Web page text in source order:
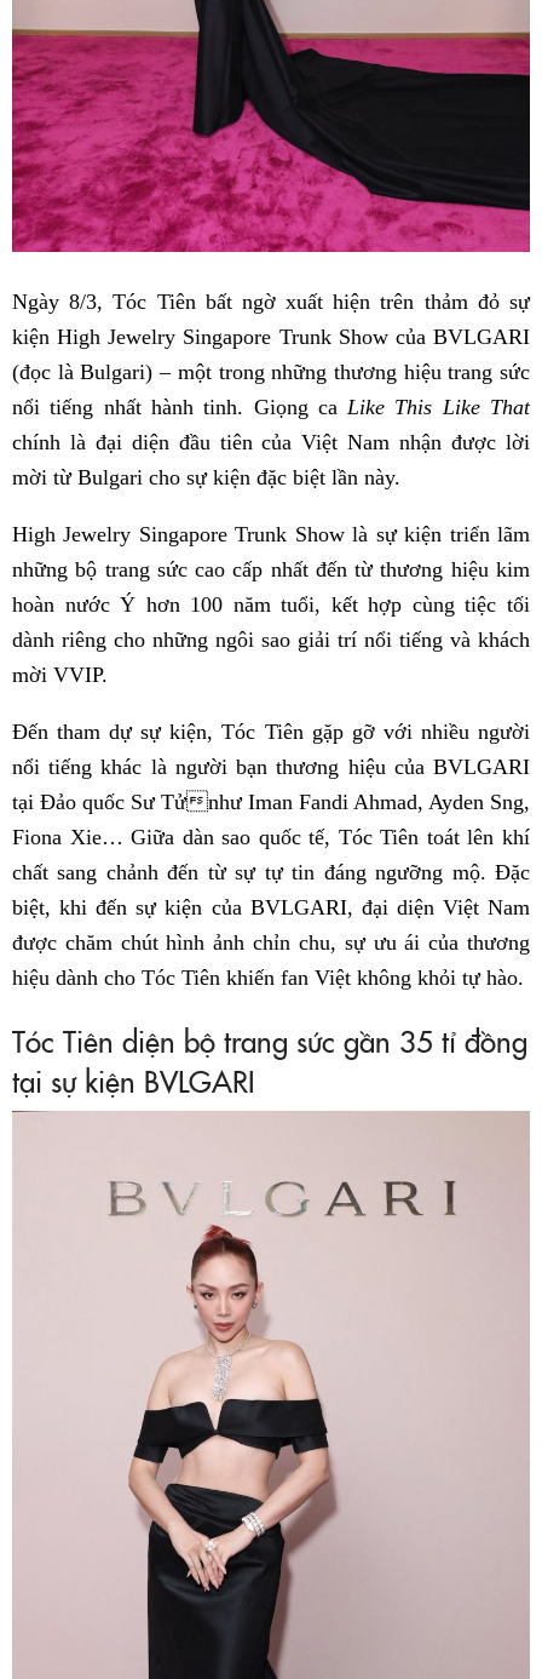
Ngày 8/3, Tóc Tiên bất ngờ xuất hiện trên thảm đỏ sự
kiện High Jewelry Singapore Trunk Show của BVLGARI
(đọc là Bulgari) – một trong những thương hiệu trang sức
nổi tiếng nhất hành tinh. Giọng ca Like This Like That
chính là đại diện đầu tiên của Việt Nam nhận được lời
mời từ Bulgari cho sự kiện đặc biệt lần này.
High Jewelry Singapore Trunk Show là sự kiện triển lãm
những bộ trang sức cao cấp nhất đến từ thương hiệu kim
hoàn nước Ý hơn 100 năm tuổi, kết hợp cùng tiệc tối
dành riêng cho những ngôi sao giải trí nổi tiếng và khách
mời VVIP.
Đến tham dự sự kiện, Tóc Tiên gặp gỡ với nhiều người
nổi tiếng khác là người bạn thương hiệu của BVLGARI
tại Đảo quốc Sư Tửnhư Iman Fandi Ahmad, Ayden Sng,
Fiona Xie… Giữa dàn sao quốc tế, Tóc Tiên toát lên khí
chất sang chảnh đến từ sự tự tin đáng ngưỡng mộ. Đặc
biệt, khi đến sự kiện của BVLGARI, đại diện Việt Nam
được chăm chút hình ảnh chỉn chu, sự ưu ái của thương
hiệu dành cho Tóc Tiên khiến fan Việt không khỏi tự hào.
Tóc Tiên diện bộ trang sức gần 35 tỉ đồng
tại sự kiện BVLGARI